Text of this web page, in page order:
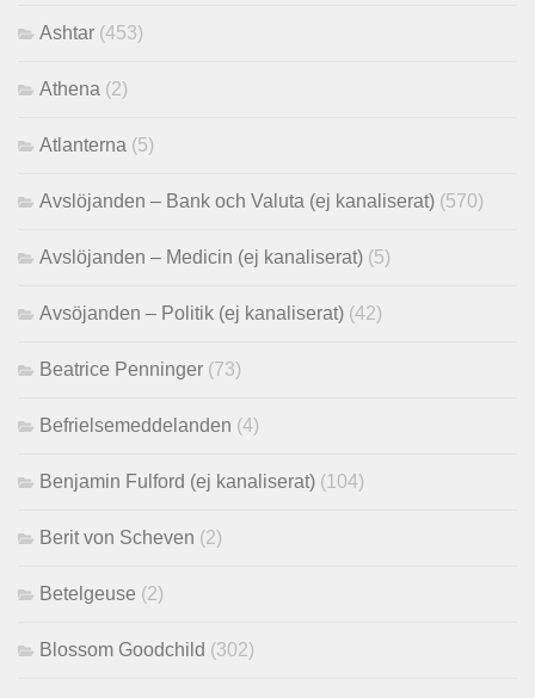
Ashtar (453)
Athena (2)
Atlanterna (5)
Avslöjanden – Bank och Valuta (ej kanaliserat) (570)
Avslöjanden – Medicin (ej kanaliserat) (5)
Avsöjanden – Politik (ej kanaliserat) (42)
Beatrice Penninger (73)
Befrielsemeddelanden (4)
Benjamin Fulford (ej kanaliserat) (104)
Berit von Scheven (2)
Betelgeuse (2)
Blossom Goodchild (302)